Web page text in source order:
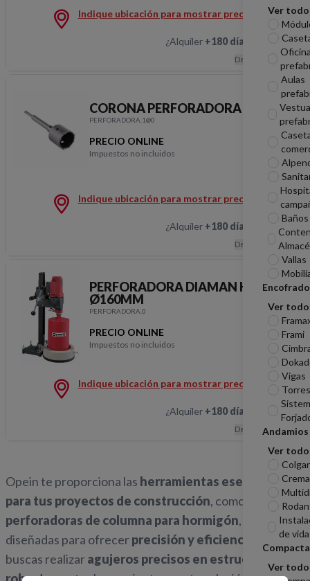
Ver todo
Aulas
Vallas
Encofrado
Ver todo
Frami
Vigas
Andamios
Ver todo
de vida
Ver todo
Indique ubicación para mostrar precios
¿Alquiler +180 días Hablemos
Descripción
CORONA PERFORADORA
PERFORADORA.1@0
PRECIO ONLINE
Impuestos no incluidos
CORONA
Indique ubicación para mostrar precios
¿Alquiler +180 días Hablemos
Descripción
PERFORADORA DIAMAN HUME
Ø160MM
PERFORADORA.0
PRECIO ONLINE
Impuestos no incluidos
PERFORADORA
Indique ubicación para mostrar precios
¿Alquiler +180 días Hablemos
Descripción
Opein te proporciona las herramientas esenciales
para tus proyectos de construcción, como los son las
perforadoras de columna para hormigón, máquinas
diseñadas para ofrecerprecisión y eficiencia
buscas realizaragujeros precisos en estructuras